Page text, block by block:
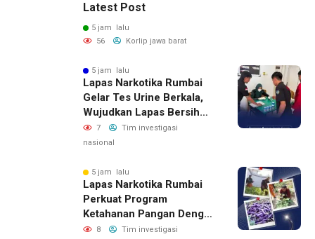
Latest Post
5 jam lalu
56
Korlip jawa barat
5 jam lalu
Lapas Narkotika Rumbai
Gelar Tes Urine Berkala,
Wujudkan Lapas Bersih
Dari Narkoba
7
Tim investigasi
nasional
5 jam lalu
Lapas Narkotika Rumbai
Perkuat Program
Ketahanan Pangan Dengan
Memanen Terong
8
Tim investigasi